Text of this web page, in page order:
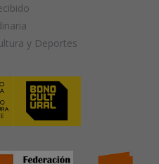
y Deportes